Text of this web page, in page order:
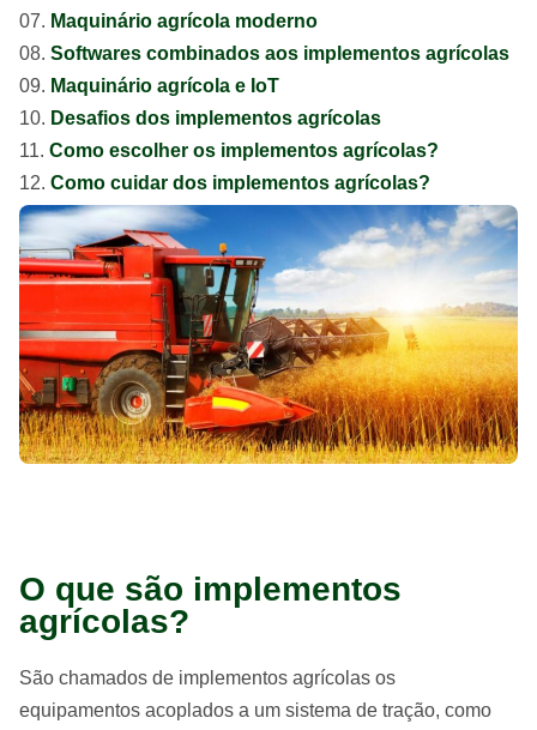
Maquinário agrícola moderno
Softwares combinados aos implementos agrícolas
Maquinário agrícola e IoT
Desafios dos implementos agrícolas
Como escolher os implementos agrícolas?
Como cuidar dos implementos agrícolas?
O que são implementos
agrícolas?
São chamados de implementos agrícolas os
equipamentos acoplados a um sistema de tração, como